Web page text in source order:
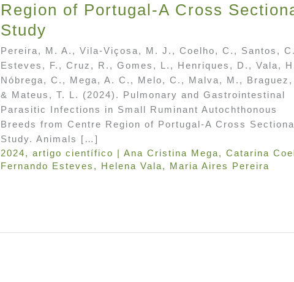
Region of Portugal-A Cross
Study
Pereira, M. A., Vila-Viçosa, M. J., Coelho, C., Santos,
Esteves, F., Cruz, R., Gomes, L., Henriques, D., Vala,
Nóbrega, C., Mega, A. C., Melo, C., Malva, M.,
& Mateus, T. L. (2024). Pulmonary and Gastrointestinal
Parasitic Infections in Small Ruminant Autochthonous
Breeds from Centre Region of Portugal-A Cross
Study. Animals […]
2024,artigo científico |Ana Cristina Mega,Catarina
Fernando Esteves , Helena Vala, Maria Aires Pereira